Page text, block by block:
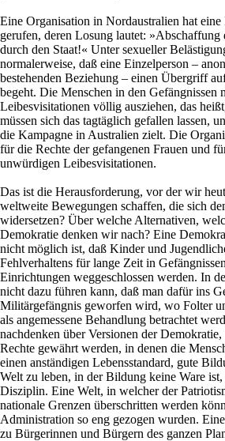
Eine Organisation in Nordaustralien hat
gerufen, deren Losung lautet: »Abschaffung
durch den Staat!« Unter sexueller
normalerweise, daß eine Einzelperson –
bestehenden Beziehung – einen Übergriff
begeht. Die Menschen in den Gefängnissen
Leibesvisitationen völlig ausziehen, das
müssen sich das tagtäglich gefallen lassen,
die Kampagne in Australien zielt. Die
für die Rechte der gefangenen Frauen und
unwürdigen Leibesvisitationen.
Das ist die Herausforderung, vor der wir
weltweite Bewegungen schaffen, die sich
widersetzen? Über welche Alternativen,
Demokratie denken wir nach? Eine
nicht möglich ist, daß Kinder und
Fehlverhaltens für lange Zeit in
Einrichtungen weggeschlossen werden. In
nicht dazu führen kann, daß man dafür ins
Militärgefängnis geworfen wird, wo Folter
als angemessene Behandlung betrachtet
nachdenken über Versionen der
Rechte gewährt werden, in denen die
einen anständigen Lebensstandard, gute
Welt zu leben, in der Bildung keine Ware
Disziplin. Eine Welt, in welcher der
nationale Grenzen überschritten werden
Administration so eng gezogen wurden.
zu Bürgerinnen und Bürgern des ganzen